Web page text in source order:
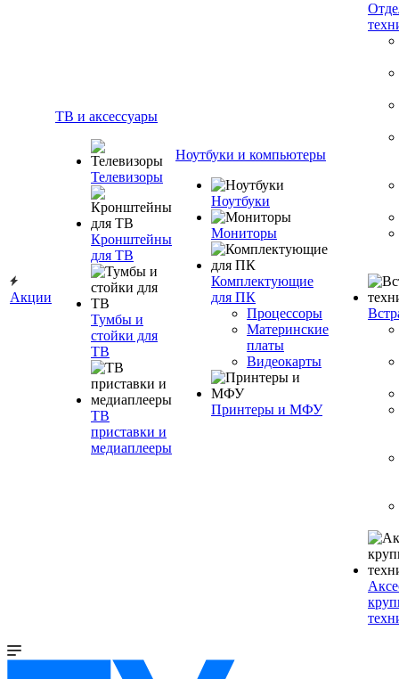
Акции
ТВ и аксессуары
Телевизоры
Кронштейны
для ТВ
Тумбы и
стойки для
ТВ
ТВ
приставки и
медиаплееры
Ноутбуки и компьютеры
Ноутбуки
Мониторы
Комплектующие
для ПК
Процессоры
Материнские
платы
Видеокарты
Принтеры и МФУ